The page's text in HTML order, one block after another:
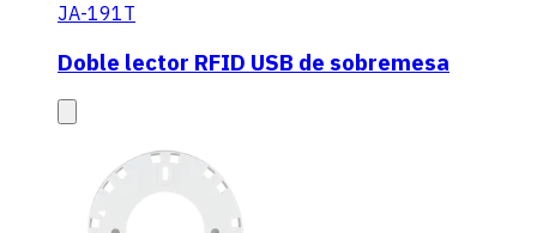
JA-191T
Doble lector RFID USB de sobremesa